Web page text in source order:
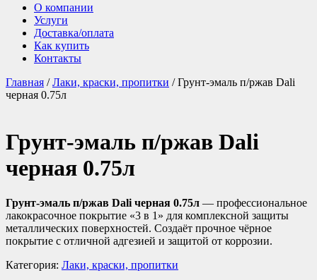
О компании
Услуги
Доставка/оплата
Как купить
Контакты
Главная /Лаки, краски, пропитки / Грунт-эмаль п/ржав Dali
черная 0.75л
Грунт-эмаль п/ржав Dali
черная 0.75л
Грунт-эмаль п/ржав Dali черная 0.75л — профессиональное
лакокрасочное покрытие «3 в 1» для комплексной защиты
металлических поверхностей. Создаёт прочное чёрное
покрытие с отличной адгезией и защитой от коррозии.
Категория: Лаки, краски, пропитки